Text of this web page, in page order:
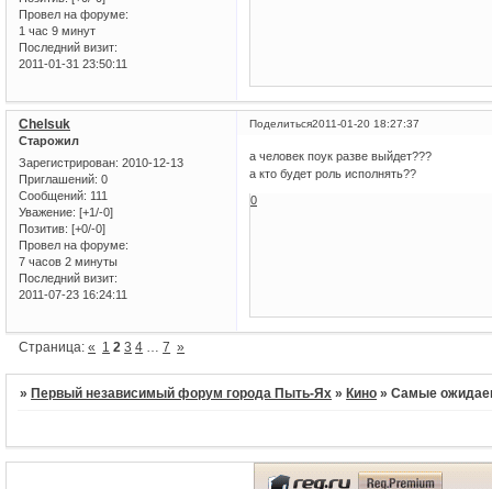
Провел на форуме:
1 час 9 минут
Последний визит:
2011-01-31 23:50:11
Поделиться2011-01-20 18:27:37
Chelsuk
Старожил
Зарегистрирован: 2010-12-13
Приглашений: 0
Сообщений: 111
Уважение: [+1/-0]
Позитив: [+0/-0]
Провел на форуме:
7 часов 2 минуты
Последний визит:
2011-07-23 16:24:11
а человек поук разве выйдет???
а кто будет роль исполнять??
0
Страница:« 1 2 3 4 … 7 »
» Первый независимый форум города Пыть-Ях » Кино »Самые